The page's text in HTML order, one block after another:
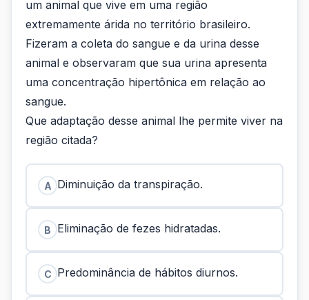
um animal que vive em uma região
extremamente árida no território brasileiro.
Fizeram a coleta do sangue e da urina desse
animal e observaram que sua urina apresenta
uma concentração hipertônica em relação ao
sangue.
Que adaptação desse animal lhe permite viver na
região citada?
A Diminuição da transpiração.
B Eliminação de fezes hidratadas.
C Predominância de hábitos diurnos.